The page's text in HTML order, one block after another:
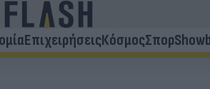
ΕπιχειρήσειςΚόσμοςΣπορ